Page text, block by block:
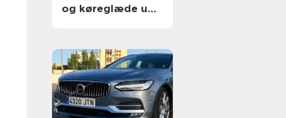
og køreglæde ud